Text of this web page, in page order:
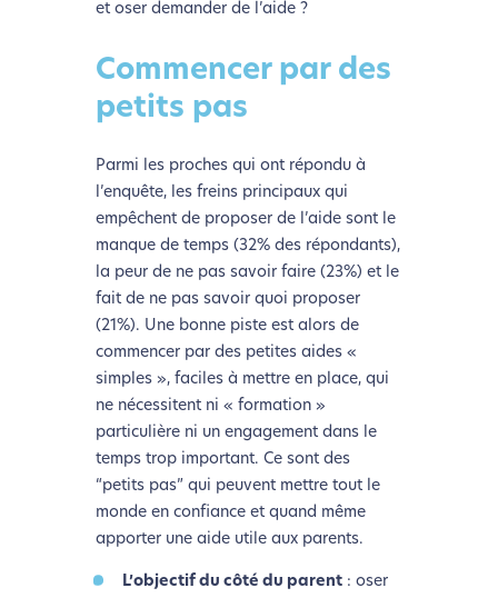
et oser demander de l’aide ?
Commencer par des
petits pas
Parmi les proches qui ont répondu à
l’enquête, les freins principaux qui
empêchent de proposer de l’aide sont le
manque de temps (32% des répondants),
la peur de ne pas savoir faire (23%) et le
fait de ne pas savoir quoi proposer
(21%). Une bonne piste est alors de
commencer par des petites aides «
simples », faciles à mettre en place, qui
ne nécessitent ni « formation »
particulière ni un engagement dans le
temps trop important. Ce sont des
“petits pas” qui peuvent mettre tout le
monde en confiance et quand même
apporter une aide utile aux parents.
L’objectif du côté du parent: oser